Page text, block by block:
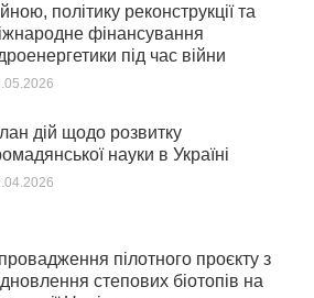
політику реконструкції та
фінансування
під час війни
дій щодо розвитку
науки в Україні
пілотного проєкту з
степових біотопів на